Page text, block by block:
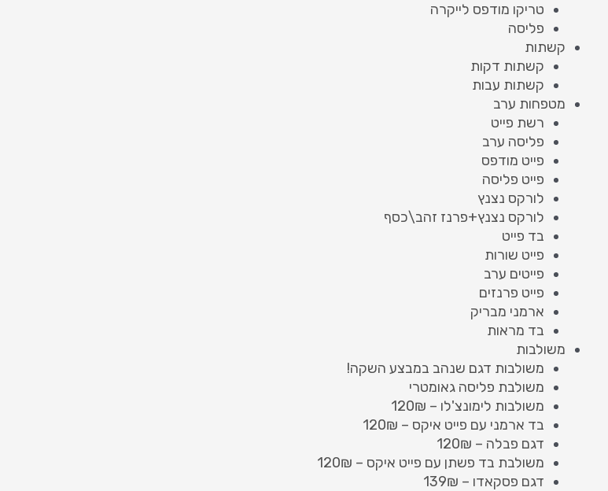
טריקו מודפס לייקרה
פליסה
קשתות
קשתות דקות
קשתות עבות
מטפחות ערב
רשת פייט
פליסה ערב
פייט מודפס
פייט פליסה
לורקס נצנץ
לורקס נצנץ+פרנז זהב\כסף
בד פייט
פייט שורות
פייטים ערב
פייט פרנזים
ארמני מבריק
בד מראות
משולבות
משולבות דגם שנהב במבצע השקה!
משולבת פליסה גאומטרי
משולבות לימונצ'לו – 120₪
בד ארמני עם פייט איקס – 120₪
דגם פבלה – 120₪
משולבת בד פשתן עם פייט איקס – 120₪
דגם פסקאדו – 139₪